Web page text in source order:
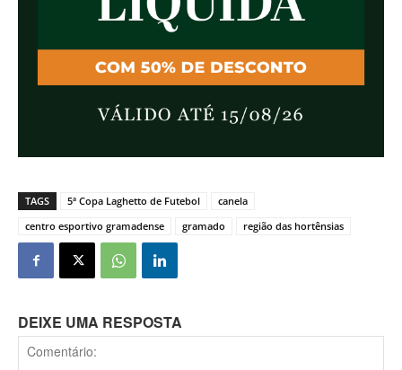
TAGS 5ª Copa Laghetto de Futebol
canela
centro esportivo gramadense
gramado região das hortênsias
DEIXE UMA RESPOSTA